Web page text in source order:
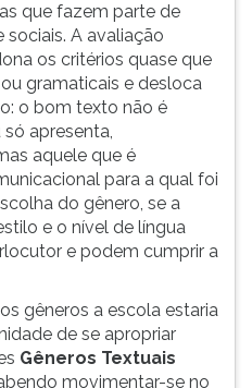
que fazem parte de
sociais. A avaliação
os critérios quase que
gramaticais e desloca
o bom texto não é
apresenta,
aquele que é
para a qual foi
do gênero, se a
e o nível de língua
e podem cumprir a
gêneros a escola estaria
de se apropriar
Gêneros Textuais
movimentar-se no